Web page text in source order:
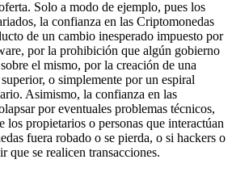
Solo a modo de ejemplo, pues los
la confianza en las Criptomonedas
de un cambio inesperado impuesto por
por la prohibición que algún gobierno
el mismo, por la creación de una
o simplemente por un espiral
Asimismo, la confianza en las
por eventuales problemas técnicos,
los propietarios o personas que interactúan
fuera robado o se pierda, o si hackers o
que se realicen transacciones.